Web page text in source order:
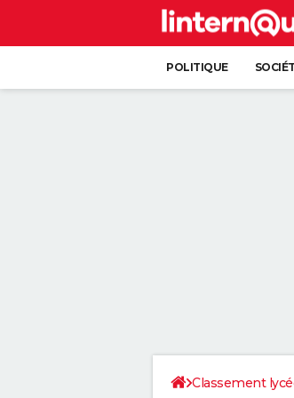
POLITIQUE
Classement